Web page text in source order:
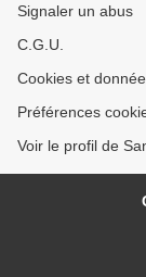
Signaler un abus
C.G.U.
Cookies et
Préférences
Voir le profil de